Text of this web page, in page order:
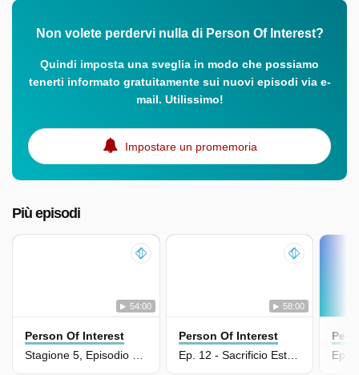
Non volete perdervi nulla di Person Of Interest?
Quindi imposta una sveglia in modo che possiamo
tenerti informato gratuitamente sui nuovi episodi via e-
mail. Utilissimo!
Impostare un promemoria
Più episodi
54:00
Person Of Interest
Stagione 5, Episodio 13 - Fine Programma
58:00
Person Of Interest
Ep. 12 - Sacrificio Estremo
Ep.